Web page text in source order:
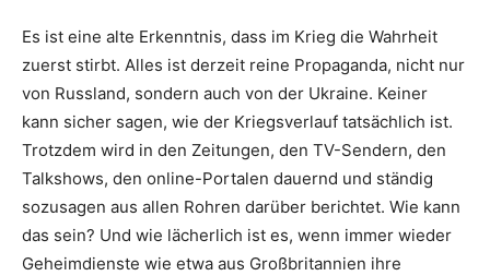
Es ist eine alte Erkenntnis, dass im Krieg die Wahrheit
zuerst stirbt. Alles ist derzeit reine Propaganda, nicht nur
von Russland, sondern auch von der Ukraine. Keiner
kann sicher sagen, wie der Kriegsverlauf tatsächlich ist.
Trotzdem wird in den Zeitungen, den TV-Sendern, den
Talkshows, den online-Portalen dauernd und ständig
sozusagen aus allen Rohren darüber berichtet. Wie kann
das sein? Und wie lächerlich ist es, wenn immer wieder
Geheimdienste wie etwa aus Großbritannien ihre